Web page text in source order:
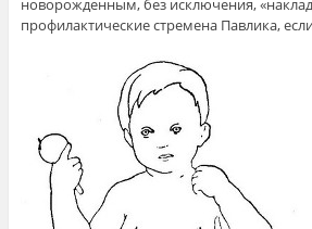
новорожденным, без исключения,
профилактические стремена Павлика,